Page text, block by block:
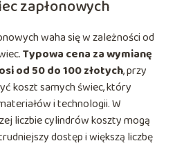
zapłonowych
waha się w zależności od
Typowa cena za wymianę
od 50 do 100 złotych, przy
koszt samych świec, który
i technologii. W
liczbie cylindrów koszty mogą
dostęp i większą liczbę